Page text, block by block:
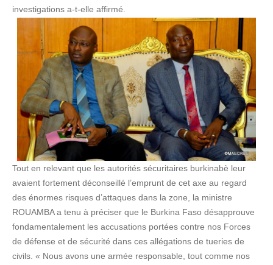
investigations a-t-elle affirmé.
Tout en relevant que les autorités sécuritaires burkinabè leur
avaient fortement déconseillé l’emprunt de cet axe au regard
des énormes risques d’attaques dans la zone, la ministre
ROUAMBA a tenu à préciser que le Burkina Faso désapprouve
fondamentalement les accusations portées contre nos Forces
de défense et de sécurité dans ces allégations de tueries de
civils. « Nous avons une armée responsable, tout comme nos